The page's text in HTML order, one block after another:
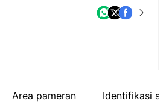
Area pameran Identifikasi